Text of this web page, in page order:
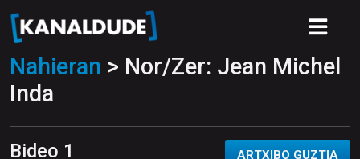
Nahieran > Nor/Zer: Jean Michel
Inda
Bideo 1 ARTXIBO GUZTIA